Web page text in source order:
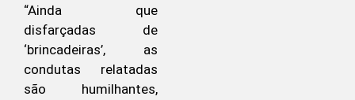
“Ainda que
disfarçadas de
‘brincadeiras’, as
condutas relatadas
são humilhantes,